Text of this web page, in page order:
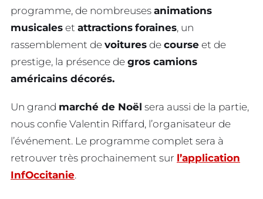
programme, de nombreuses animations
musicales et attractions foraines, un
rassemblement de voitures de course et de
prestige, la présence de gros camions
américains décorés.
Un grand marché de Noël sera aussi de la partie,
nous confie Valentin Riffard, l’organisateur de
l’événement. Le programme complet sera à
retrouver très prochainement sur l’application
InfOccitanie.